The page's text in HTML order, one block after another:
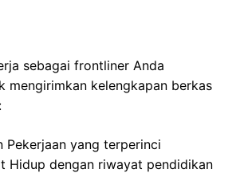
sebagai frontliner Anda
mengirimkan kelengkapan berkas
Pekerjaan yang terperinci
Hidup dengan riwayat pendidikan